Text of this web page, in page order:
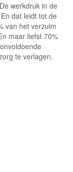
werkdruk in de
dat leidt tot de
van het verzuim
maar liefst 70%
te verlagen.